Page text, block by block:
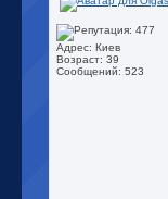
Адрес: Киев
Возраст: 39
Сообщений: 523